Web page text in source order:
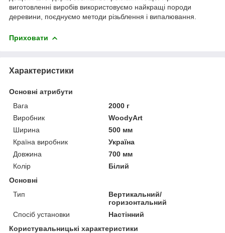
виготовленні виробів використовуємо найкращі породи
деревини, поєднуємо методи різьблення і випалювання.
Приховати
Характеристики
Основні атрибути
Вага
2000 г
Виробник
WoodyArt
Ширина
500 мм
Країна виробник
Україна
Довжина
700 мм
Колір
Білий
Основні
Тип
Вертикальний/
горизонтальний
Спосіб установки
Настінний
Користувальницькі характеристики